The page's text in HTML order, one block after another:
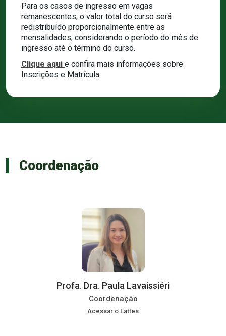
Para os casos de ingresso em vagas
remanescentes, o valor total do curso será
redistribuído proporcionalmente entre as
mensalidades, considerando o período do mês de
ingresso até o término do curso.
Clique aqui e confira mais informações sobre
Inscrições e Matrícula.
Coordenação
Profa. Dra. Paula Lavaissiéri
Coordenação
Acessar o Lattes